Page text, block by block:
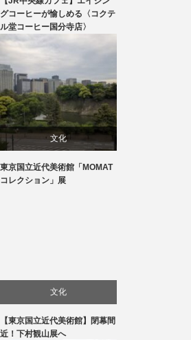
贈り物・プレゼント
食べ物
グコーヒーが愉しめる〈コクテ
ル堂コーヒー国分寺店〉
文化
美術展・美術館・博物館巡り
東京国立近代美術館「MOMAT
コレクション」展
文化
美術展・美術館・博物館巡り
【東京国立近代美術館】閉幕間
近！下村観山展へ